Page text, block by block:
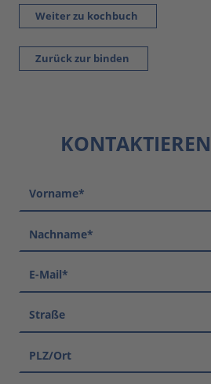
Weiter zu kochbuch
Zurück zur binden